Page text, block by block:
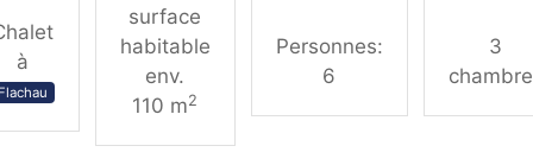
à
surface
habitable
env.
110 m2
Personnes:
6
3